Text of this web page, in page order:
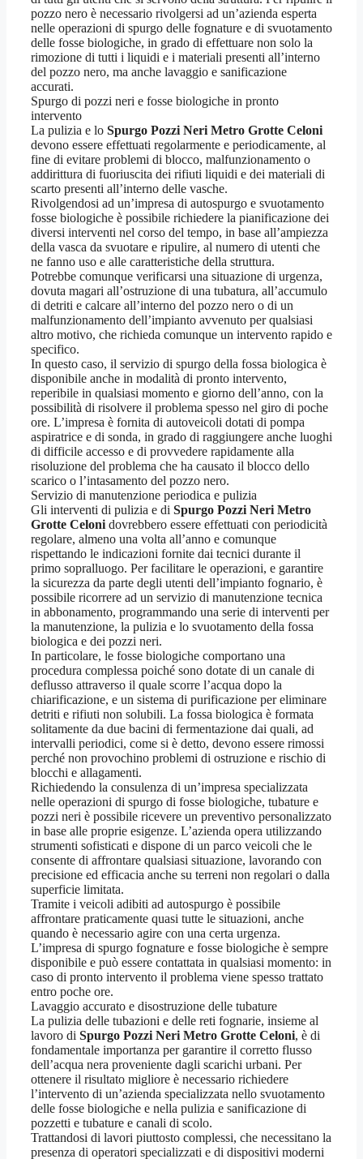
pozzo nero è necessario rivolgersi ad un’azienda esperta
nelle operazioni di spurgo delle fognature e di svuotamento
delle fosse biologiche, in grado di effettuare non solo la
rimozione di tutti i liquidi e i materiali presenti all’interno
del pozzo nero, ma anche lavaggio e sanificazione
accurati.
Spurgo di pozzi neri e fosse biologiche in pronto
intervento
La pulizia e lo Spurgo Pozzi Neri Metro Grotte Celoni
devono essere effettuati regolarmente e periodicamente, al
fine di evitare problemi di blocco, malfunzionamento o
addirittura di fuoriuscita dei rifiuti liquidi e dei materiali di
scarto presenti all’interno delle vasche.
Rivolgendosi ad un’impresa di autospurgo e svuotamento
fosse biologiche è possibile richiedere la pianificazione dei
diversi interventi nel corso del tempo, in base all’ampiezza
della vasca da svuotare e ripulire, al numero di utenti che
ne fanno uso e alle caratteristiche della struttura.
Potrebbe comunque verificarsi una situazione di urgenza,
dovuta magari all’ostruzione di una tubatura, all’accumulo
di detriti e calcare all’interno del pozzo nero o di un
malfunzionamento dell’impianto avvenuto per qualsiasi
altro motivo, che richieda comunque un intervento rapido e
specifico.
In questo caso, il servizio di spurgo della fossa biologica è
disponibile anche in modalità di pronto intervento,
reperibile in qualsiasi momento e giorno dell’anno, con la
possibilità di risolvere il problema spesso nel giro di poche
ore. L’impresa è fornita di autoveicoli dotati di pompa
aspiratrice e di sonda, in grado di raggiungere anche luoghi
di difficile accesso e di provvedere rapidamente alla
risoluzione del problema che ha causato il blocco dello
scarico o l’intasamento del pozzo nero.
Servizio di manutenzione periodica e pulizia
Gli interventi di pulizia e di Spurgo Pozzi Neri Metro
Grotte Celonidovrebbero essere effettuati con periodicità
regolare, almeno una volta all’anno e comunque
rispettando le indicazioni fornite dai tecnici durante il
primo sopralluogo. Per facilitare le operazioni, e garantire
la sicurezza da parte degli utenti dell’impianto fognario, è
possibile ricorrere ad un servizio di manutenzione tecnica
in abbonamento, programmando una serie di interventi per
la manutenzione, la pulizia e lo svuotamento della fossa
biologica e dei pozzi neri.
In particolare, le fosse biologiche comportano una
procedura complessa poiché sono dotate di un canale di
deflusso attraverso il quale scorre l’acqua dopo la
chiarificazione, e un sistema di purificazione per eliminare
detriti e rifiuti non solubili. La fossa biologica è formata
solitamente da due bacini di fermentazione dai quali, ad
intervalli periodici, come si è detto, devono essere rimossi
perché non provochino problemi di ostruzione e rischio di
blocchi e allagamenti.
Richiedendo la consulenza di un’impresa specializzata
nelle operazioni di spurgo di fosse biologiche, tubature e
pozzi neri è possibile ricevere un preventivo personalizzato
in base alle proprie esigenze. L’azienda opera utilizzando
strumenti sofisticati e dispone di un parco veicoli che le
consente di affrontare qualsiasi situazione, lavorando con
precisione ed efficacia anche su terreni non regolari o dalla
superficie limitata.
Tramite i veicoli adibiti ad autospurgo è possibile
affrontare praticamente quasi tutte le situazioni, anche
quando è necessario agire con una certa urgenza.
L’impresa di spurgo fognature e fosse biologiche è sempre
disponibile e può essere contattata in qualsiasi momento: in
caso di pronto intervento il problema viene spesso trattato
entro poche ore.
Lavaggio accurato e disostruzione delle tubature
La pulizia delle tubazioni e delle reti fognarie, insieme al
lavoro di Spurgo Pozzi Neri Metro Grotte Celoni, è di
fondamentale importanza per garantire il corretto flusso
dell’acqua nera proveniente dagli scarichi urbani. Per
ottenere il risultato migliore è necessario richiedere
l’intervento di un’azienda specializzata nello svuotamento
delle fosse biologiche e nella pulizia e sanificazione di
pozzetti e tubature e canali di scolo.
Trattandosi di lavori piuttosto complessi, che necessitano la
presenza di operatori specializzati e di dispositivi moderni